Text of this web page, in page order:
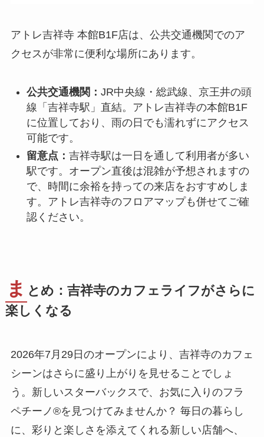
アトレ吉祥寺 本館B1F店は、公共交通機関でのア
クセスが非常に便利な場所にあります。
公共交通機関： JR中央線・総武線、京王井の頭
線「吉祥寺駅」直結。アトレ吉祥寺の本館B1F
に位置しており、雨の日でも濡れずにアクセス
可能です。
留意点： 吉祥寺駅は一日を通して利用者が多い
駅です。オープン直後は混雑が予想されますの
で、時間に余裕を持っての来店をおすすめしま
す。アトレ吉祥寺のフロアマップも併せてご確
認ください。
ま とめ：吉祥寺のカフェライフがさらに
楽しくなる
2026年7月29日のオープンにより、吉祥寺のカフェ
シーンはさらに盛り上がりを見せることでしょ
う。新しいスターバックスで、お気に入りのフラ
ペチーノ®を見つけてみませんか？ 毎日の暮らし
に、彩りと楽しさを添えてくれる新しい店舗へ、